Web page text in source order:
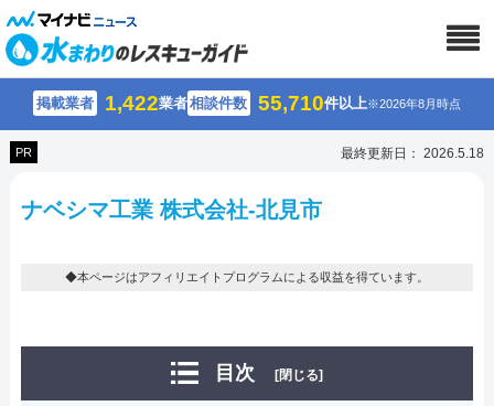
掲載業者 1,422業者相談件数 55,710件以上※2026年8月時点
PR 最終更新日： 2026.5.18
ナベシマ工業 株式会社-北見市
◆本ページはアフィリエイトプログラムによる収益を得ています。
目次 [閉じる]